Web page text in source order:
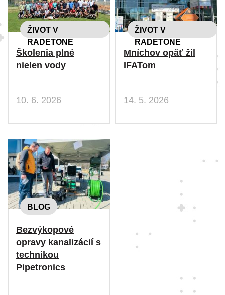
ŽIVOT V
RADETONE
Školenia plné
nielen vody
10. 6. 2026
ŽIVOT V
RADETONE
Mníchov opäť žil
IFATom
14. 5. 2026
BLOG
Bezvýkopové
opravy kanalizácií s
technikou
Pipetronics